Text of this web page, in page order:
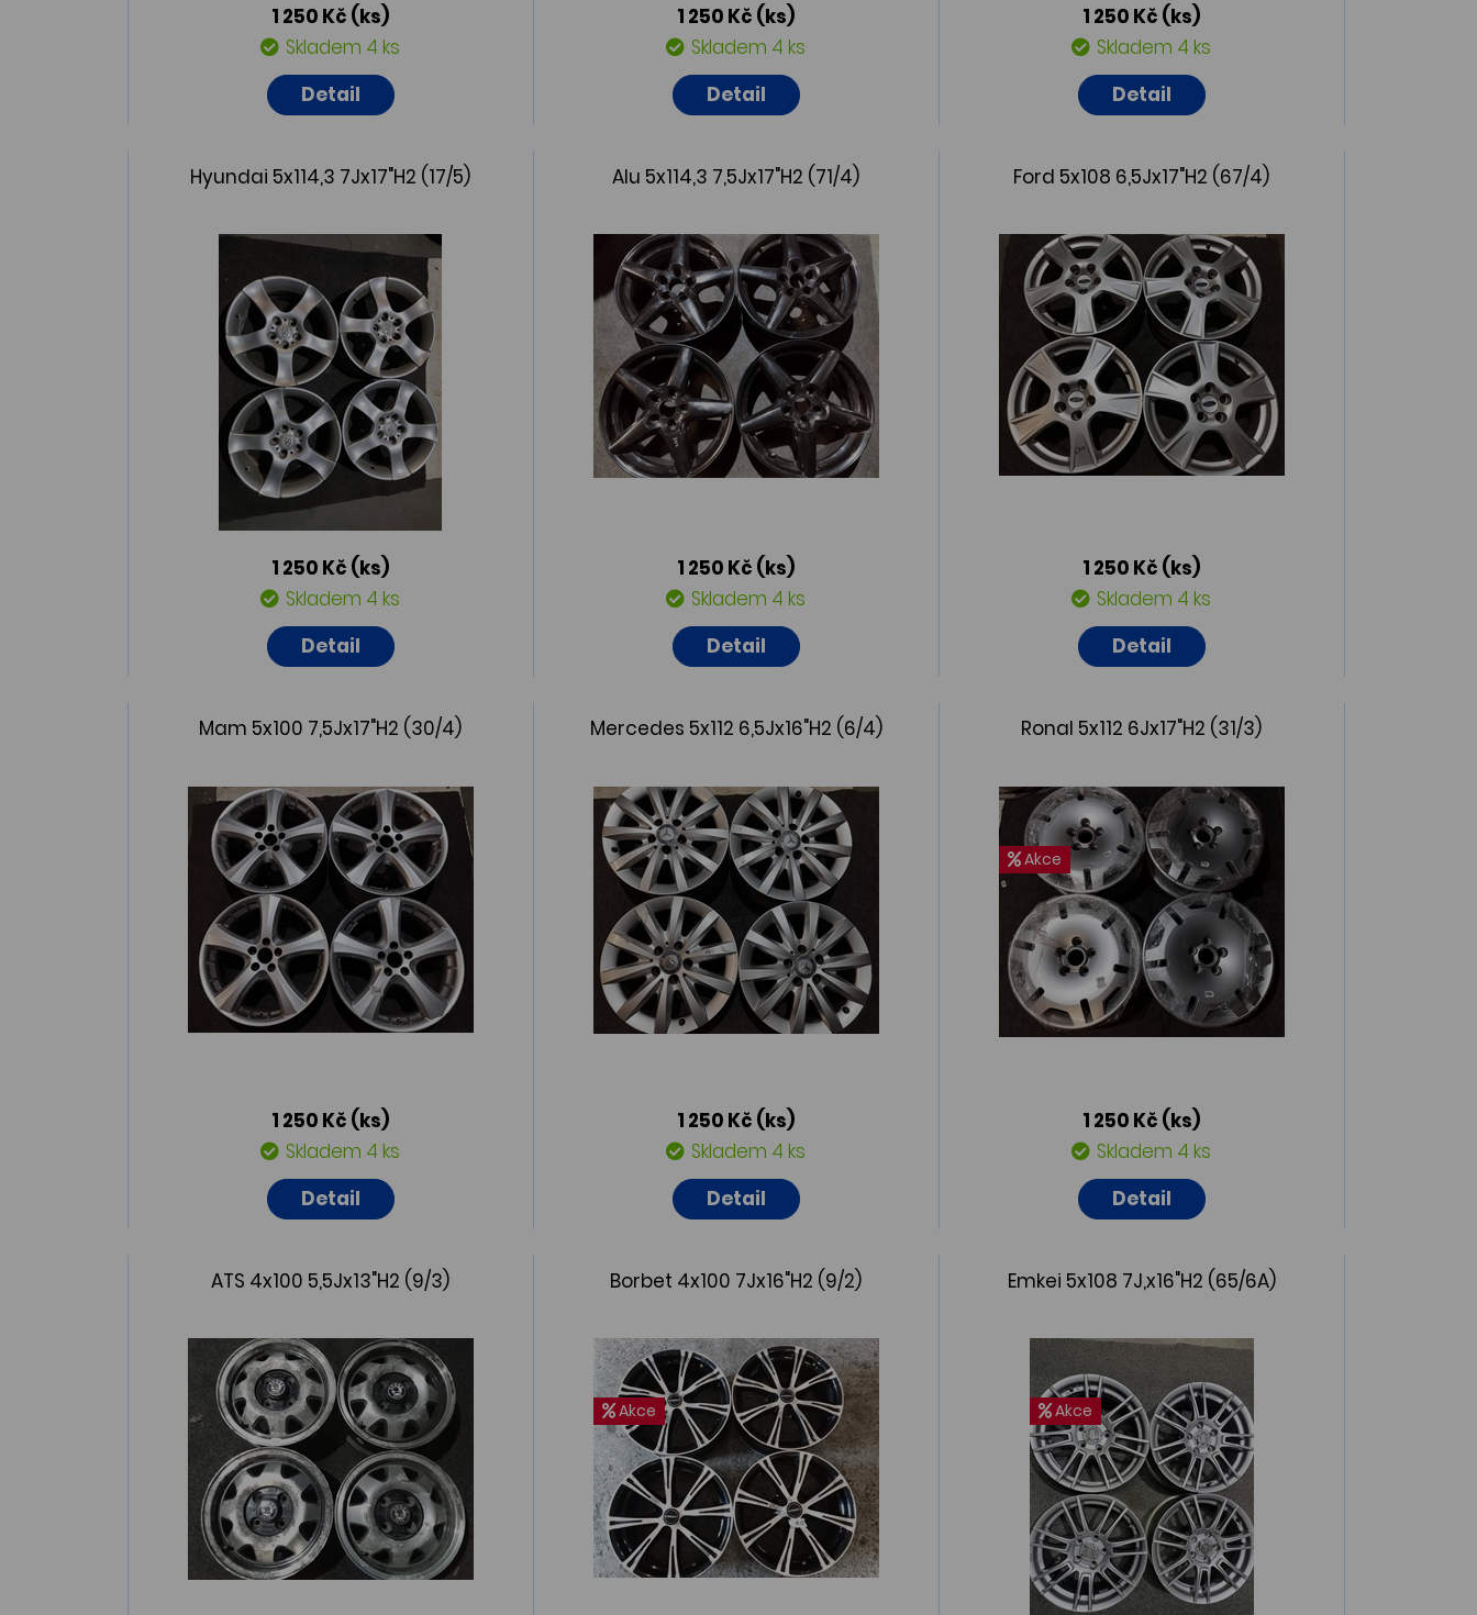
1 250 Kč (ks)
Skladem 4 ks
Detail
1 250 Kč (ks)
Skladem 4 ks
Detail
1 250 Kč (ks)
Skladem 4 ks
Detail
Hyundai 5x114,3 7Jx17"H2 (17/5)
1 250 Kč (ks)
Skladem 4 ks
Detail
Alu 5x114,3 7,5Jx17"H2 (71/4)
1 250 Kč (ks)
Skladem 4 ks
Detail
Ford 5x108 6,5Jx17"H2 (67/4)
1 250 Kč (ks)
Skladem 4 ks
Detail
Mam 5x100 7,5Jx17"H2 (30/4)
1 250 Kč (ks)
Skladem 4 ks
Detail
Mercedes 5x112 6,5Jx16"H2 (6/4)
1 250 Kč (ks)
Skladem 4 ks
Detail
Ronal 5x112 6Jx17"H2 (31/3)
Akce
1 250 Kč (ks)
Skladem 4 ks
Detail
ATS 4x100 5,5Jx13"H2 (9/3) Borbet 4x100 7Jx16"H2 (9/2)
Akce
Emkei 5x108 7J,x16"H2 (65/6A)
Akce